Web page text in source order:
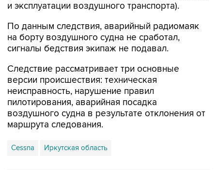
По данным следствия, аварийный радиомаяк
сигналы бедствия экипаж не подавал.
Следствие рассматривает три основные
неисправность, нарушение правил
пилотирования, аварийная посадка
воздушного судна в результате отклонения от
маршрута следования.
Cessna Иркутская область